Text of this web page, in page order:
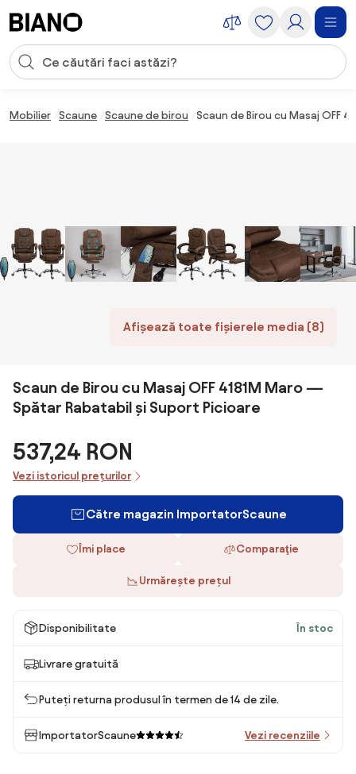
Introducerea căutării
Mobilier Scaune Scaune de birou Scaun de Birou cu Masaj OFF
Afișează toate fișierele media (8)
Scaun de Birou cu Masaj OFF 4181M Maro —
Spătar Rabatabil și Suport Picioare
537,24 RON
Vezi istoricul prețurilor
Către magazin ImportatorScaune
Îmi place Comparaţie
Urmărește prețul
Disponibilitate În stoc
Livrare gratuită
Puteți returna produsul în termen de 14 de zile.
ImportatorScaune Vezi recenziile